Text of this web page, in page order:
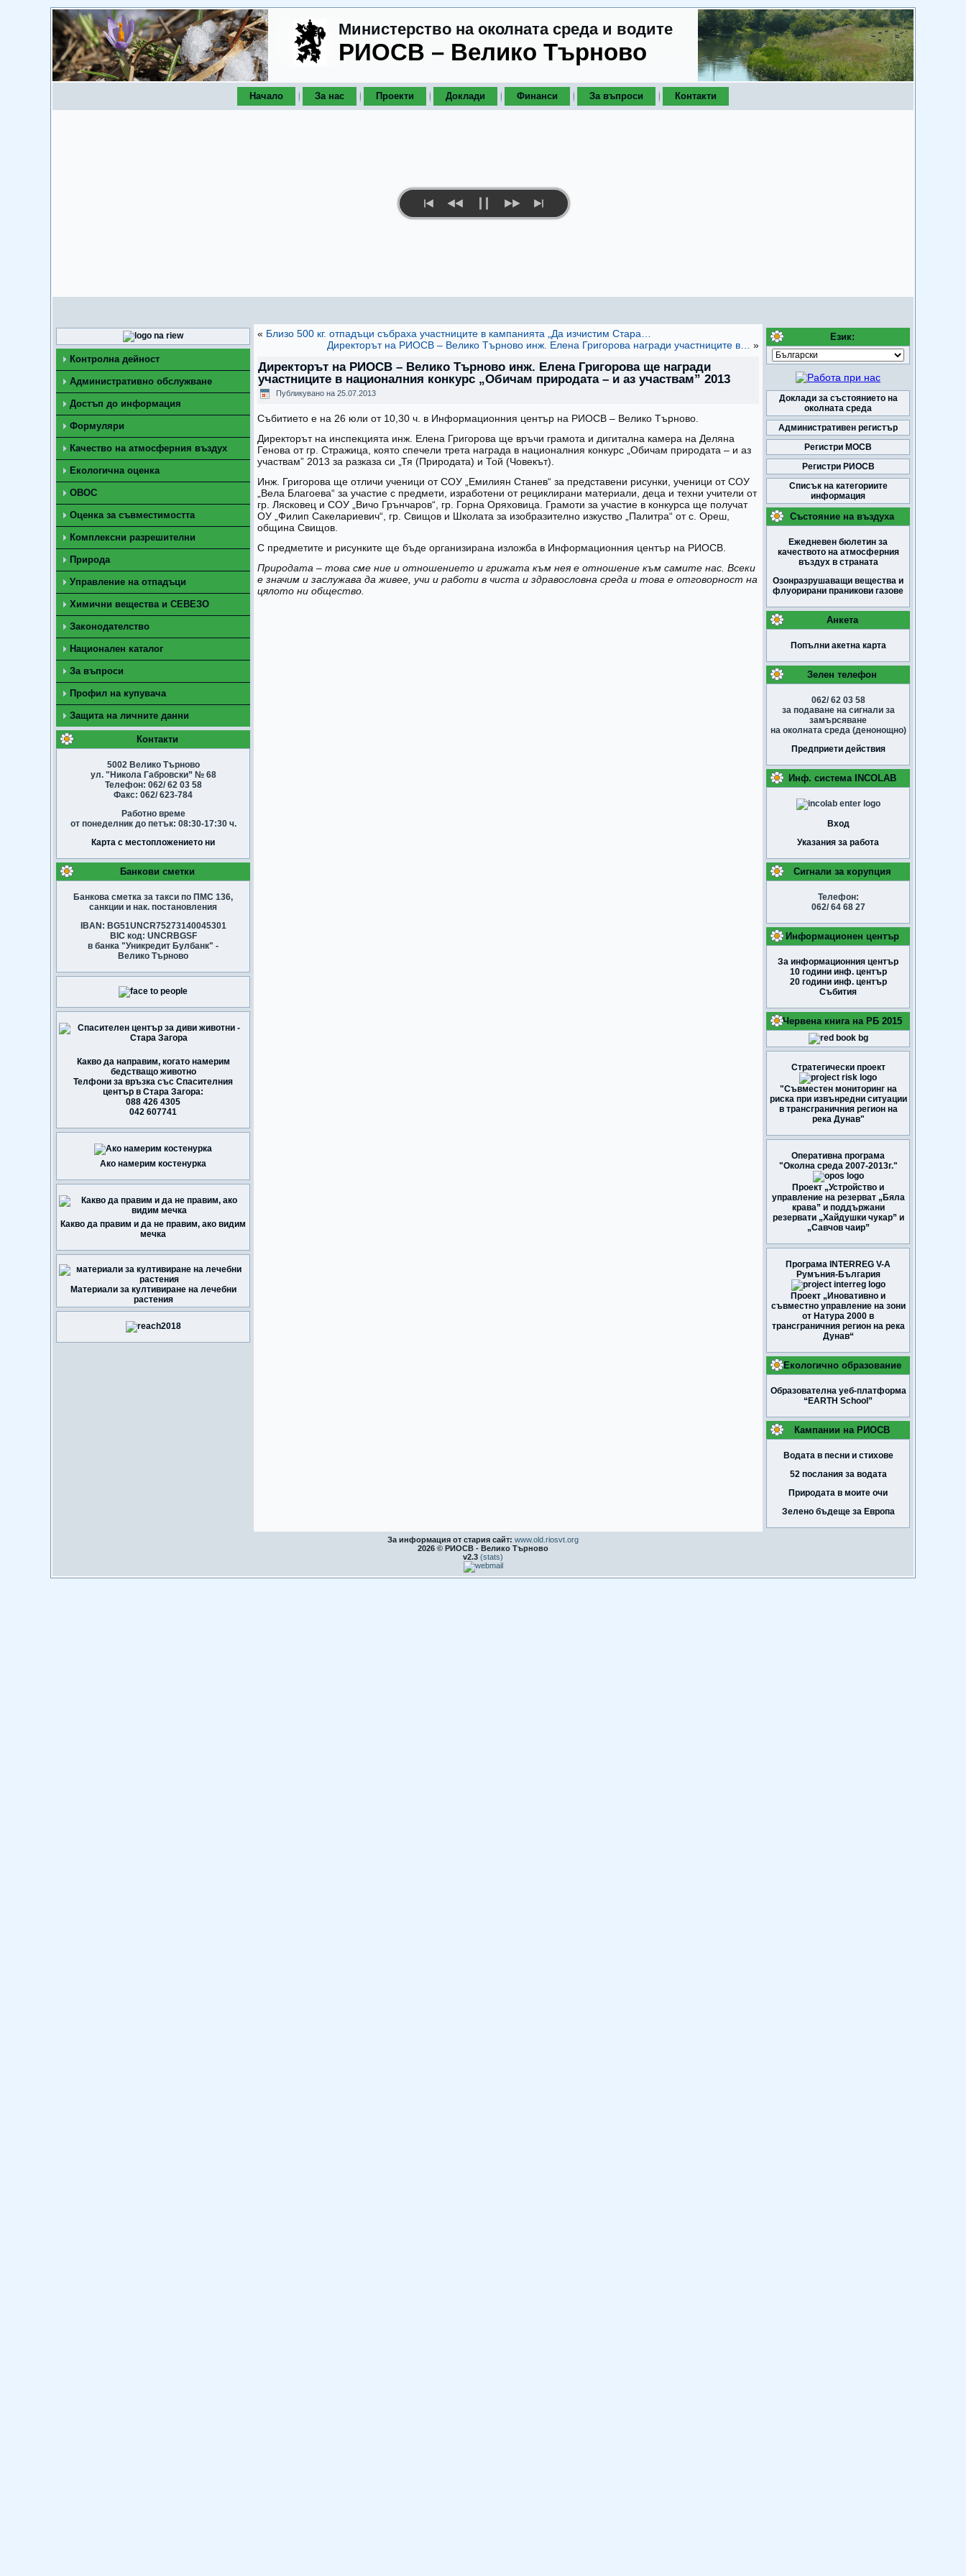
Министерство на околната среда и водите
РИОСВ – Велико Търново
Начало За нас Проекти Доклади Финанси За въпроси Контакти
Контролна дейност
Административно обслужване
Достъп до информация
Формуляри
Качество на атмосферния въздух
Екологична оценка
ОВОС
Оценка за съвместимостта
Комплексни разрешителни
Природа
Управление на отпадъци
Химични вещества и СЕВЕЗО
Законодателство
Национален каталог
За въпроси
Профил на купувача
Защита на личните данни
Контакти
5002 Велико Търново
ул. "Никола Габровски” № 68
Телефон: 062/ 62 03 58
Факс: 062/ 623-784
Работно време
от понеделник до петък: 08:30-17:30 ч.
Карта с местопложението ни
Банкови сметки
Банкова сметка за такси по ПМС 136,
санкции и нак. постановления
IBAN: BG51UNCR75273140045301
BIC код: UNCRBGSF
в банка "Уникредит Булбанк" -
Велико Търново
Какво да направим, когато намерим
бедстващо животно
Телфони за връзка със Спасителния
център в Стара Загора:
088 426 4305
042 607741
Ако намерим костенурка
Какво да правим и да не правим, ако видим
мечка
Материали за култивиране на лечебни
растения
« Близо 500 кг. отпадъци събраха участниците в кампанията „Да изчистим Стара…
Директорът на РИОСВ – Велико Търново инж. Елена Григорова награди участниците в…
»
Директорът на РИОСВ – Велико Търново инж. Елена Григорова ще награди
участниците в националния конкурс „Обичам природата – и аз участвам” 2013
Публикувано на 25.07.2013
Събитието е на 26 юли от 10,30 ч. в Информационния център на РИОСВ – Велико Търново.
Директорът на инспекцията инж. Елена Григорова ще връчи грамота и дигитална камера на Деляна
Генова от гр. Стражица, която спечели трета награда в националния конкурс „Обичам природата – и аз
участвам” 2013 за разказа си „Тя (Природата) и Той (Човекът).
Инж. Григорова ще отличи ученици от СОУ „Емилиян Станев“ за представени рисунки, ученици от СОУ
„Вела Благоева“ за участие с предмети, изработени от рециклирани материали, деца и техни учители от
гр. Лясковец и СОУ „Вичо Грънчаров“, гр. Горна Оряховица. Грамоти за участие в конкурса ще получат
ОУ „Филип Сакелариевич“, гр. Свищов и Школата за изобразително изкуство „Палитра“ от с. Ореш,
община Свищов.
С предметите и рисунките ще бъде организирана изложба в Информационния център на РИОСВ.
Природата – това сме ние и отношението и грижата към нея е отношение към самите нас. Всеки
е значим и заслужава да живее, учи и работи в чиста и здравословна среда и това е отговорност на
цялото ни общество.
Език:
Доклади за състоянието на
околната среда
Административен регистър
Регистри МОСВ
Регистри РИОСВ
Списък на категориите
информация
Състояние на въздуха
Ежедневен бюлетин за
качеството на атмосферния
въздух в страната
Озонразрушаващи вещества и
флуорирани праникови газове
Анкета
Попълни акетна карта
Зелен телефон
062/ 62 03 58
за подаване на сигнали за
замърсяване
на околната среда (денонощно)
Предприети действия
Инф. система INCOLAB
Вход
Указания за работа
Сигнали за корупция
Телефон:
062/ 64 68 27
Информационен център
За информационния център
10 години инф. център
20 години инф. център
Събития
Червена книга на РБ 2015
Стратегически проект
"Съвместен мониторинг на
риска при извънредни ситуации
в трансграничния регион на
река Дунав"
Оперативна програма
"Околна среда 2007-2013г."
Проект „Устройство и
управление на резерват „Бяла
крава” и поддържани
резервати „Хайдушки чукар” и
„Савчов чаир”
Програма INTERREG V-A
Румъния-България
Проект „Иновативно и
съвместно управление на зони
от Натура 2000 в
трансграничния регион на река
Дунав“
Екологично образование
Образователна уеб-платформа
“EARTH School”
Кампании на РИОСВ
Водата в песни и стихове
52 послания за водата
Природата в моите очи
Зелено бъдеще за Европа
За информация от стария сайт: www.old.riosvt.org
2026 © РИОСВ - Велико Търново
v2.3 (stats)